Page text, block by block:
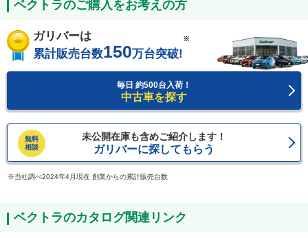
ベクトラのご購入をお考えの方
ガリバーは
累計販売台数150万台突破!
※
毎日 約500台入荷！
中古車を探す
無料
相談
未公開在庫も含めご紹介します！
ガリバーに探してもらう
当社調べ2024年4月現在 創業からの累計販売台数
ベクトラのカタログ関連リンク